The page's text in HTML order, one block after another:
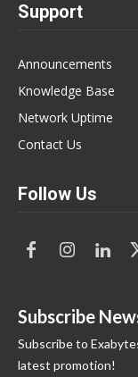
Support
Announcements
Knowledge Base
Network Uptime
Contact Us
Follow Us
Subscribe
Subscribe to
latest promotion!